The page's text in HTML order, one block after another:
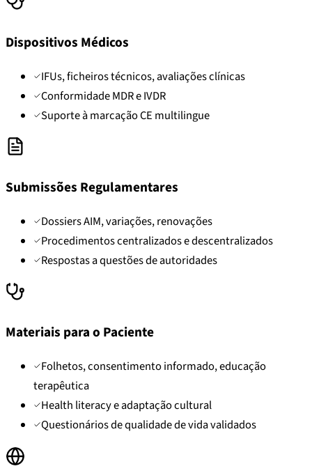
Dispositivos Médicos
IFUs, ficheiros técnicos, avaliações clínicas
Conformidade MDR e IVDR
Suporte à marcação CE multilingue
Submissões Regulamentares
Dossiers AIM, variações, renovações
Procedimentos centralizados e descentralizados
Respostas a questões de autoridades
Materiais para o Paciente
Folhetos, consentimento informado, educação
terapêutica
Health literacy e adaptação cultural
Questionários de qualidade de vida validados